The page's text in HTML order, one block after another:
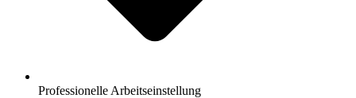
Professionelle Arbeitseinstellung